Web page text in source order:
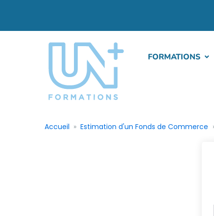
FORMATIONS
Accueil Estimation d'un Fonds de Commerce